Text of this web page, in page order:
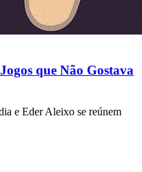
que Não Gostava
e Eder Aleixo se reúnem